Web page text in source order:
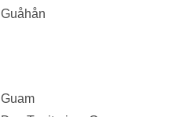
Guåhån
Guam